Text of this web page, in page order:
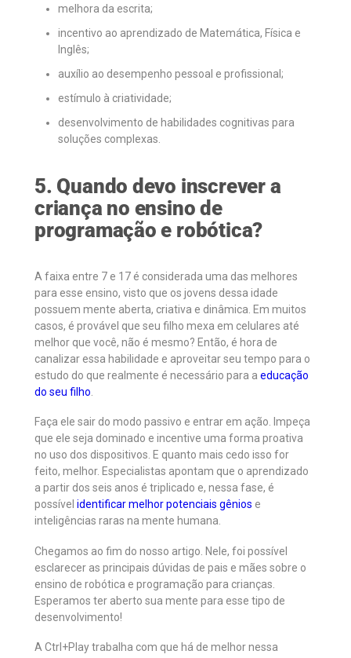
melhora da escrita;
incentivo ao aprendizado de Matemática, Física e
Inglês;
auxílio ao desempenho pessoal e profissional;
estímulo à criatividade;
desenvolvimento de habilidades cognitivas para
soluções complexas.
5. Quando devo inscrever a
criança no ensino de
programação e robótica?
A faixa entre 7 e 17 é considerada uma das melhores
para esse ensino, visto que os jovens dessa idade
possuem mente aberta, criativa e dinâmica. Em muitos
casos, é provável que seu filho mexa em celulares até
melhor que você, não é mesmo? Então, é hora de
canalizar essa habilidade e aproveitar seu tempo para o
estudo do que realmente é necessário para a educação
do seu filho
Faça ele sair do modo passivo e entrar em ação. Impeça
que ele seja dominado e incentive uma forma proativa
no uso dos dispositivos. E quanto mais cedo isso for
feito, melhor. Especialistas apontam que o aprendizado
a partir dos seis anos é triplicado e, nessa fase, é
possível identificar melhor potenciais gênios e
inteligências raras na mente humana.
Chegamos ao fim do nosso artigo. Nele, foi possível
esclarecer as principais dúvidas de pais e mães sobre o
ensino de robótica e programação para crianças.
Esperamos ter aberto sua mente para esse tipo de
desenvolvimento!
A Ctrl+Play trabalha com que há de melhor nessa